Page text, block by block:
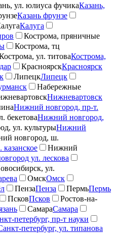
ул. юлиуса фучикаКазань,
Казань фрунзе
Калуга
Кострома, пряничные
Кострома, тц
ул. титоваКострома,
КрасноярскКрасноярск
ЛипецкЛипецк
Набережные
Нижневартовск
Нижний новгород, пр-т.
бекетоваНижний новгород,
ул. культурыНижний
новгород, ш.
Нижний
ул. лескова
ул.
ОмскОмск
ПензаПенза ПермьПермь
ПсковПсков
Ростов-на-
СамараСамара
петербург, пр-т науки
петербург, ул. типанова